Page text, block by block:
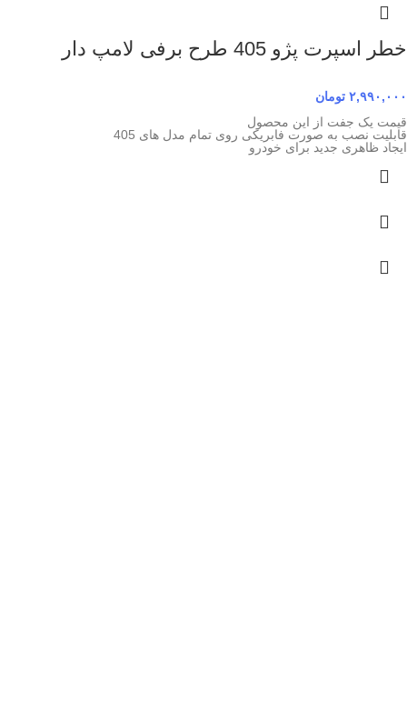
خطر اسپرت پژو 405 طرح برفی لامپ دار
۲,۹۹۰,۰۰۰ تومان
قیمت یک جفت از این محصول
قابلیت نصب به صورت فابریکی روی تمام مدل های 405
ایجاد ظاهری جدید برای خودرو